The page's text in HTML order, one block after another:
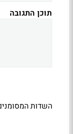
תוכן התגובה
השדות